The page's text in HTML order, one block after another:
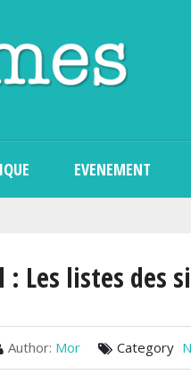
EVENEMENT
: Les listes des
Author: Mor Category